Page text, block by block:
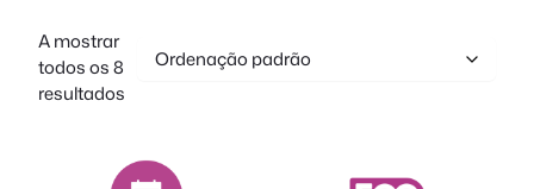
A mostrar
todos os 8
resultados